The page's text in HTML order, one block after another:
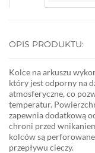
OPIS PRODUKTU:
Kolce na arkuszu
który jest odporny na
atmosferyczne, co
temperatur.
zapewnia dodatkową
chroni przed
kolców są
przepływu cieczy.